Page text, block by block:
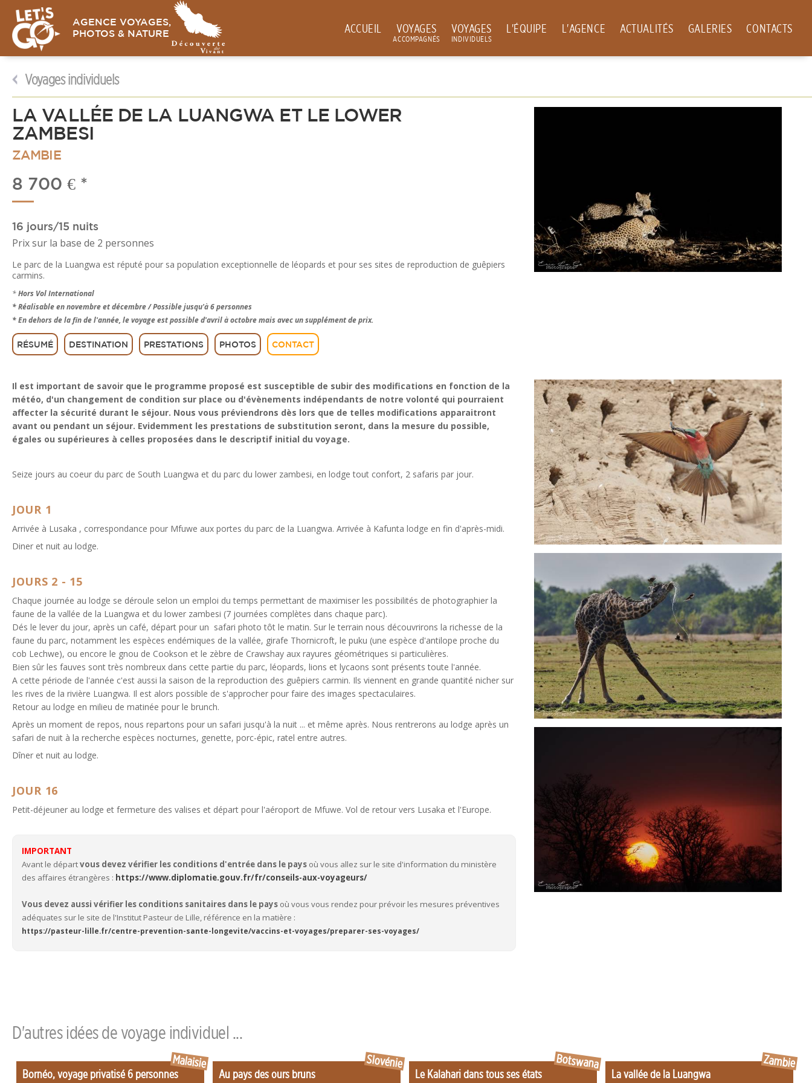
AGENCE VOYAGES,
PHOTOS & NATURE
ACCUEIL VOYAGES
ACCOMPAGNÉS
VOYAGES
INDIVIDUELS
L'ÉQUIPE L'AGENCE ACTUALITÉS GALERIES CONTACTS
Voyagesindividuels
LA VALLÉE DE LA LUANGWA ET LE LOWER
ZAMBESI
ZAMBIE
8 700 € *
16 jours/15 nuits
Prix sur la base de 2 personnes
Le parc de la Luangwa est réputé pour sa population exceptionnelle de léopards et pour ses sites de reproduction de guêpiers
carmins.
*Hors Vol International
* Réalisable en novembre et décembre / Possible jusqu'à 6 personnes
* En dehors de la fin de l'année, le voyage est possible d'avril à octobre mais avec un supplément de prix.
RÉSUMÉ DESTINATION PRESTATIONS PHOTOS CONTACT
Il est important de savoir que le programme proposé est susceptible de subir des modifications en fonction de la
météo, d'un changement de condition sur place ou d'évènements indépendants de notre volonté qui pourraient
affecter la sécurité durant le séjour. Nous vous préviendrons dès lors que de telles modifications apparaitront
avant ou pendant un séjour. Evidemment les prestations de substitution seront, dans la mesure du possible,
égales ou supérieures à celles proposées dans le descriptif initial du voyage.
Seize jours au coeur du parc de South Luangwa et du parc du lower zambesi, en lodge tout confort, 2 safaris par jour.
JOUR 1
Arrivée à Lusaka , correspondance pour Mfuwe aux portes du parc de la Luangwa. Arrivée à Kafunta lodge en fin d'après-midi.
Diner et nuit au lodge.
JOURS 2 - 15
Chaque journée au lodge se déroule selon un emploi du temps permettant de maximiser les possibilités de photographier la
faune de la vallée de la Luangwa et du lower zambesi (7 journées complètes dans chaque parc).
Dés le lever du jour, après un café, départ pour un safari photo tôt le matin. Sur le terrain nous découvrirons la richesse de la
faune du parc, notamment les espèces endémiques de la vallée, girafe Thornicroft, le puku (une espèce d'antilope proche du
cob Lechwe), ou encore le gnou de Cookson et le zèbre de Crawshay aux rayures géométriques si particulières.
Bien sûr les fauves sont très nombreux dans cette partie du parc, léopards, lions et lycaons sont présents toute l'année.
A cette période de l'année c'est aussi la saison de la reproduction des guêpiers carmin. Ils viennent en grande quantité nicher sur
les rives de la rivière Luangwa. Il est alors possible de s'approcher pour faire des images spectaculaires.
Retour au lodge en milieu de matinée pour le brunch.
Après un moment de repos, nous repartons pour un safari jusqu'à la nuit ... et même après. Nous rentrerons au lodge après un
safari de nuit à la recherche espèces nocturnes, genette, porc-épic, ratel entre autres.
Dîner et nuit au lodge.
JOUR 16
Petit-déjeuner au lodge et fermeture des valises et départ pour l'aéroport de Mfuwe. Vol de retour vers Lusaka et l'Europe.
IMPORTANT
Avant le départvous devez vérifier les conditions d'entrée dans le pays où vous allez sur le site d'information du ministère
des affaires étrangères : https://www.diplomatie.gouv.fr/fr/conseils-aux-voyageurs/
Vous devez aussi vérifier les conditions sanitaires dans le pays où vous vous rendez pour prévoir les mesures préventives
adéquates sur le site de l'Institut Pasteur de Lille, référence en la matière :
https://pasteur-lille.fr/centre-prevention-sante-longevite/vaccins-et-voyages/preparer-ses-voyages/
D'autres idées de voyage individuel ...
Bornéo, voyage privatisé 6 personnes
Malaisie
Au pays des ours bruns
Slovénie
Le Kalahari dans tous ses états
Botswana
La vallée de la Luangwa
Zambie